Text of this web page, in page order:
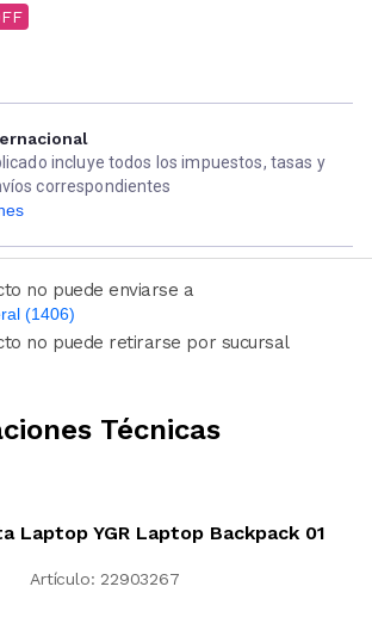
incluye todos los impuestos, tasas y
correspondientes
no puede enviarse a
(1406)
postal (sólo números)
no puede retirarse por sucursal
Técnicas
Laptop YGR Laptop Backpack 01
Artículo: 22903267